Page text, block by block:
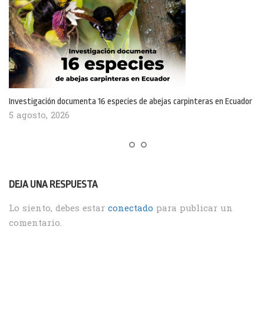
Investigación documenta 16 especies de abejas carpinteras en Ecuador
5 agosto, 2026
DEJA UNA RESPUESTA
Lo siento, debes estar conectado para publicar un
comentario.